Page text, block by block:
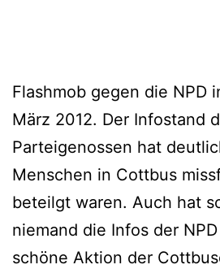
Flashmob gegen die NPD
März 2012. Der Infostand
Parteigenossen hat
Menschen in Cottbus
beteilgt waren. Auch hat
niemand die Infos der
schöne Aktion der